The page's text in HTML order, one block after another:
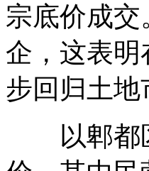
宗底价成
企，这表明
步回归土地
以郫都区